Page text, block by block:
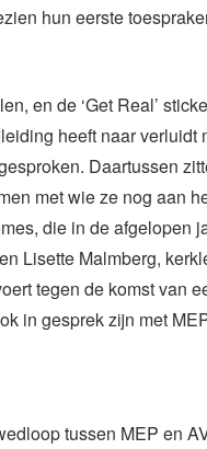
hun eerste
en de ‘Get Real’
heeft naar verluidt
Daartussen
met wie ze nog aan
die in de afgelopen
Lisette Malmberg,
tegen de komst van
in gesprek zijn met
tussen MEP en